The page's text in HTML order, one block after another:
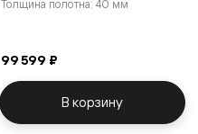
Толщина полотна: 40 мм
99 599 ₽
В корзину